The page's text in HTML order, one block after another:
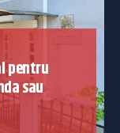
pentru
sau